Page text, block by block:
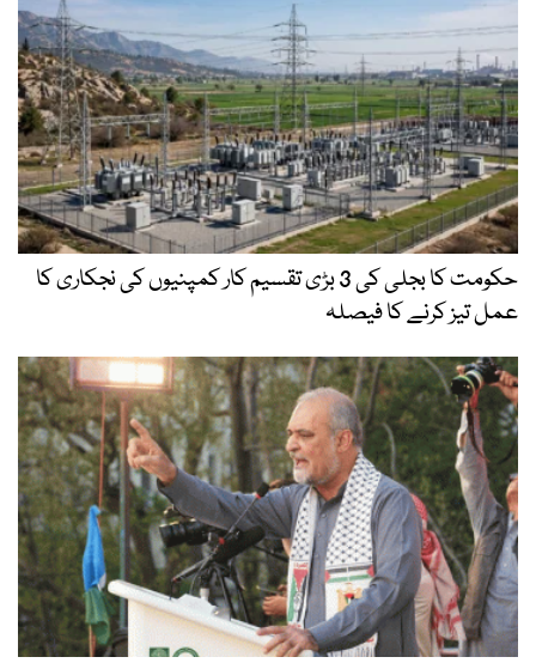
حکومت کا بجلی کی 3 بڑی تقسیم کار کمپنیوں کی نجکاری کا
عمل تیز کرنے کا فیصلہ